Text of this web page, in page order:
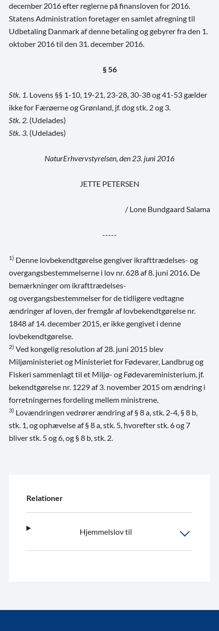
december 2016 efter reglerne på finansloven for 2016.
Statens Administration foretager en samlet afregning til
Udbetaling Danmark af denne betaling og gebyrer fra den 1.
oktober 2016 til den 31. december 2016.
§ 56
Stk. 1. Lovens §§ 1-10, 19-21, 23-28, 30-38 og 41-53 gælder
ikke for Færøerne og Grønland, jf. dog stk. 2 og 3.
Stk. 2. (Udelades)
Stk. 3. (Udelades)
NaturErhvervstyrelsen, den 23. juni 2016
JETTE PETERSEN
/ Lone Bundgaard Salama
-----
1) Denne lovbekendtgørelse gengiver ikrafttrædelses- og
overgangsbestemmelserne i lov nr. 628 af 8. juni 2016. De
bemærkninger om ikrafttrædelses-
og overgangsbestemmelser for de tidligere vedtagne
ændringer af loven, der fremgår af lovbekendtgørelse nr.
1848 af 14. december 2015, er ikke gengivet i denne
lovbekendtgørelse.
2) Ved kongelig resolution af 28. juni 2015 blev
Miljøministeriet og Ministeriet for Fødevarer, Landbrug og
Fiskeri sammenlagt til et Miljø- og Fødevareministerium, jf.
bekendtgørelse nr. 1229 af 3. november 2015 om ændring i
forretningernes fordeling mellem ministrene.
3) Lovændringen vedrører ændring af § 8 a, stk. 2-4, § 8 b,
stk. 1, og ophævelse af § 8 a, stk. 5, hvorefter stk. 6 og 7
bliver stk. 5 og 6, og § 8 b, stk. 2.
Relationer
Hjemmelslov til